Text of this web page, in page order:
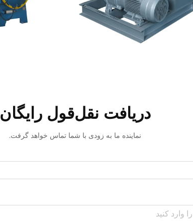
دریافت نقل‌قول رایگان
نماینده ما به زودی با شما تماس خواهد گرفت.